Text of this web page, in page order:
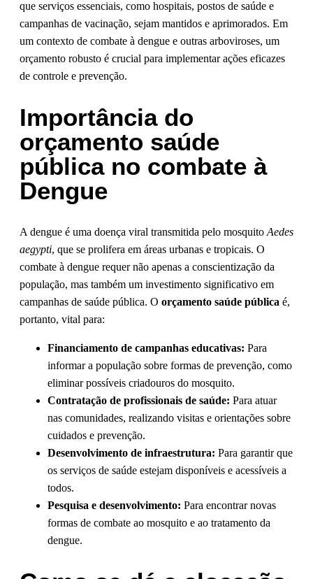
que serviços essenciais, como hospitais, postos de saúde e
campanhas de vacinação, sejam mantidos e aprimorados. Em
um contexto de combate à dengue e outras arboviroses, um
orçamento robusto é crucial para implementar ações eficazes
de controle e prevenção.
Importância do
orçamento saúde
pública no combate à
Dengue
A dengue é uma doença viral transmitida pelo mosquito Aedes
aegypti, que se prolifera em áreas urbanas e tropicais. O
combate à dengue requer não apenas a conscientização da
população, mas também um investimento significativo em
campanhas de saúde pública. O orçamento saúde pública é,
portanto, vital para:
Financiamento de campanhas educativas: Para
informar a população sobre formas de prevenção, como
eliminar possíveis criadouros do mosquito.
Contratação de profissionais de saúde: Para atuar
nas comunidades, realizando visitas e orientações sobre
cuidados e prevenção.
Desenvolvimento de infraestrutura: Para garantir que
os serviços de saúde estejam disponíveis e acessíveis a
todos.
Pesquisa e desenvolvimento: Para encontrar novas
formas de combate ao mosquito e ao tratamento da
dengue.